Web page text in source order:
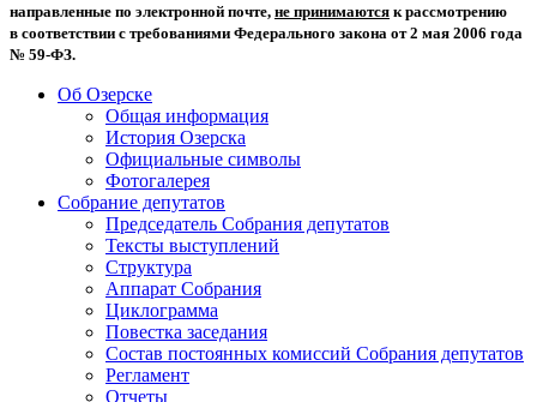
направленные по электронной почте, не принимаются к рассмотрению
в соответствии с требованиями Федерального закона от 2 мая 2006 года
№ 59-ФЗ.
Об Озерске
Общая информация
История Озерска
Официальные символы
Фотогалерея
Собрание депутатов
Председатель Собрания депутатов
Тексты выступлений
Структура
Аппарат Собрания
Циклограмма
Повестка заседания
Состав постоянных комиссий Собрания депутатов
Регламент
Отчеты